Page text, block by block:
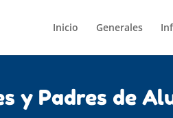
Inicio Generales
y Padres de